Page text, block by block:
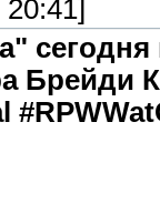
Брейди